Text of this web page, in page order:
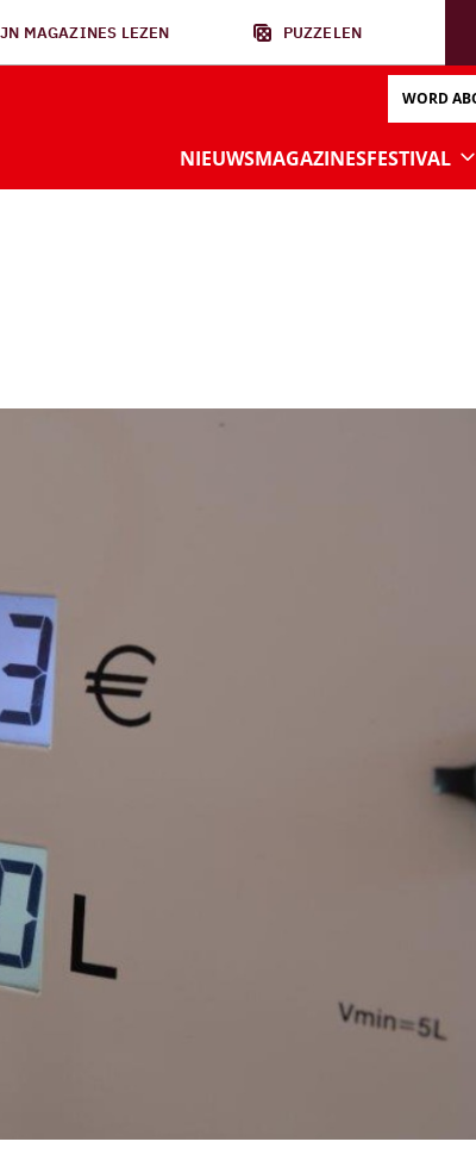
MAGAZINES LEZEN PUZZELEN
WORD
NIEUWSMAGAZINESFESTIVAL